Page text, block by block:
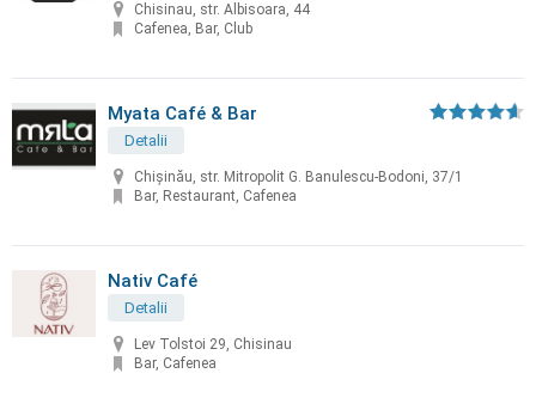
Chisinau, str. Albisoara, 44
Cafenea, Bar, Club
Myata Café & Bar
Detalii
Chișinău, str. Mitropolit G. Banulescu-Bodoni, 37/1
Bar, Restaurant, Cafenea
Nativ Café
Detalii
Lev Tolstoi 29, Chisinau
Bar, Cafenea